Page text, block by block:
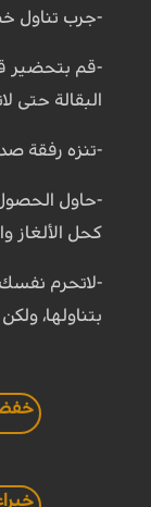
-جرب تناول
-قم بتحضير
البقالة حتى
-تنزه رفقة
-حاول
كحل الألغاز
-لاتحرم
بتناولها،